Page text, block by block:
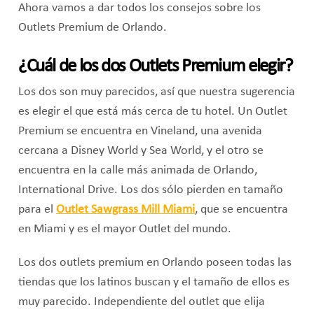
Ahora vamos a dar todos los consejos sobre los
Outlets Premium de Orlando.
¿Cuál de los dos Outlets Premium elegir?
Los dos son muy parecidos, así que nuestra sugerencia
es elegir el que está más cerca de tu hotel. Un Outlet
Premium se encuentra en Vineland, una avenida
cercana a Disney World y Sea World, y el otro se
encuentra en la calle más animada de Orlando,
International Drive. Los dos sólo pierden en tamaño
para el Outlet Sawgrass Mill Miami, que se encuentra
en Miami y es el mayor Outlet del mundo.
Los dos outlets premium en Orlando poseen todas las
tiendas que los latinos buscan y el tamaño de ellos es
muy parecido. Independiente del outlet que elija